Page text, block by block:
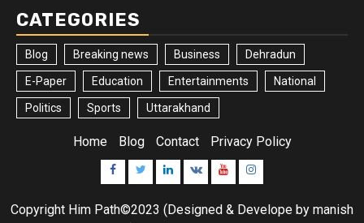
CATEGORIES
Blog Breaking news Business Dehradun
E-Paper Education Entertainments National
Politics Sports Uttarakhand
Home Blog Contact Privacy Policy
Facebook
TwitterLinkedin
VK YoutubeInstagram
Copyright Him Path©2023 (Designed & Develope by manish